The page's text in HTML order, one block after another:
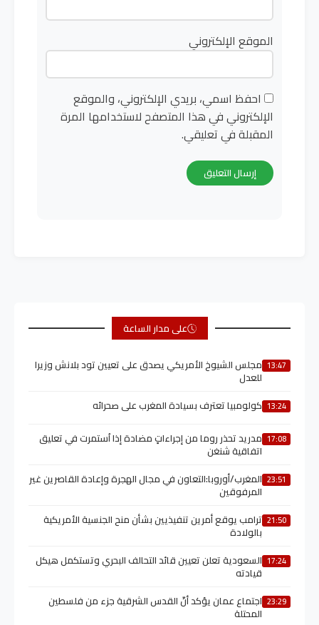
الموقع الإلكتروني
احفظ اسمي، بريدي الإلكتروني، والموقع
الإلكتروني في هذا المتصفح لاستخدامها المرة
المقبلة في تعليقي.
على مدار الساعة
13:47 مجلس الشيوخ الأمريكي يصدق على تعيين تود بلانش وزيرا
للعدل
13:24 كولومبيا تعترف بسيادة المغرب على صحرائه
17:08 مدريد تحذر روما من إجراءاتٍ مضادة إذا اُستمرت في تعليق
اتفاقية شنغن
23:51 المغرب/أوروبا:التعاون في مجال الهجرة وإعادة القاصرين غير
المرفوقين
21:50 ترامب يوقع أمرين تنفيذيين بشأن منح الجنسية الأمريكية
بالولادة
17:24 السعودية تعلن تعيين قائد التحالف البحري وتستكمل هيكل
قيادته
23:29 اجتماع عمان يؤكد أنّ القدس الشرقية جزء من فلسطين
المحتلة